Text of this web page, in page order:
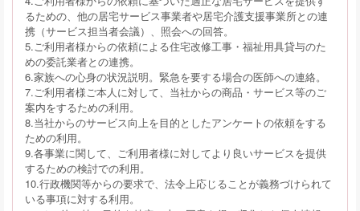
るための、他の居宅サービス事業者や居宅介護支援事業所との連
携（サービス担当者会議）、照会への回答。
5.ご利用者様からの依頼による住宅改修工事・福祉用具貸与のた
めの委託業者との連携。
6.家族への心身の状況説明。緊急を要する場合の医師への連絡。
7.ご利用者様ご本人に対して、当社からの商品・サービス等のご
案内をするための利用。
8.当社からのサービス向上を目的としたアンケートの依頼をする
ための利用。
9.各事業に関して、ご利用者様に対してより良いサービスを提供
するための検討での利用。
10.行政機関等からの要求で、法令上応じることが義務づけられて
いる事項に対する利用。